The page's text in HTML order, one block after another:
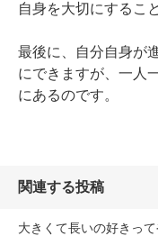
自身を大切にするこ
最後に、自分自身が
にできますが、一人
にあるのです。
関連する投稿
大きくて長いの好きっ